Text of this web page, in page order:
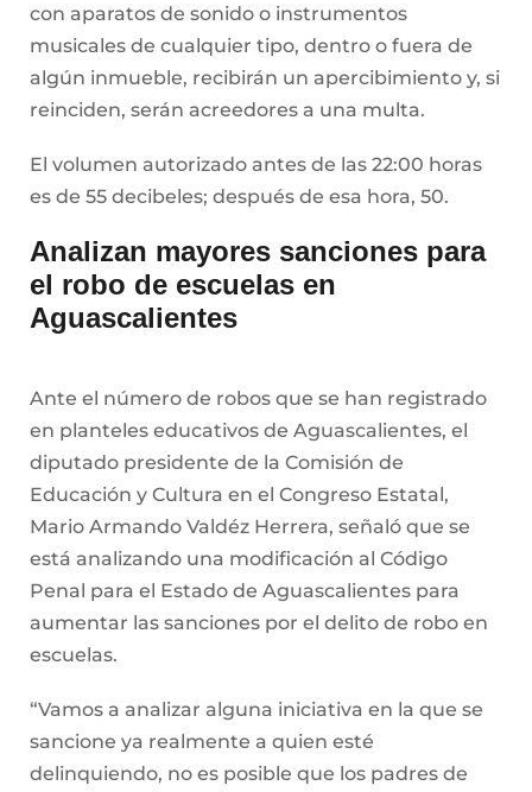
con aparatos de sonido o instrumentos
musicales de cualquier tipo, dentro o fuera de
algún inmueble, recibirán un apercibimiento y, si
reinciden, serán acreedores a una multa.
El volumen autorizado antes de las 22:00 horas
es de 55 decibeles; después de esa hora, 50.
Analizan mayores sanciones para
el robo de escuelas en
Aguascalientes
Ante el número de robos que se han registrado
en planteles educativos de Aguascalientes, el
diputado presidente de la Comisión de
Educación y Cultura en el Congreso Estatal,
Mario Armando Valdéz Herrera, señaló que se
está analizando una modificación al Código
Penal para el Estado de Aguascalientes para
aumentar las sanciones por el delito de robo en
escuelas.
“Vamos a analizar alguna iniciativa en la que se
sancione ya realmente a quien esté
delinquiendo, no es posible que los padres de